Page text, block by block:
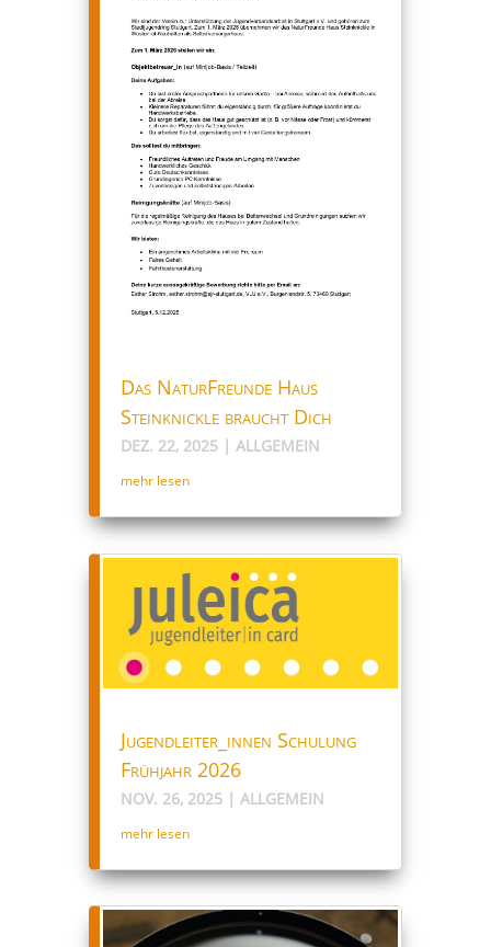
Das NaturFreunde Haus
Steinknickle braucht Dich
DEZ. 22, 2025| ALLGEMEIN
mehr lesen
Jugendleiter_innen Schulung
Frühjahr 2026
NOV. 26, 2025| ALLGEMEIN
mehr lesen